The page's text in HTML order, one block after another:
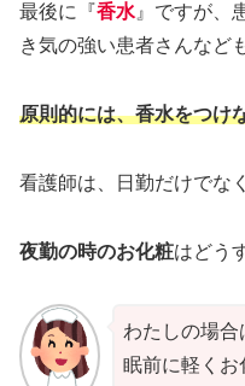
最後に『香水 』ですが、
き気の強い患者さんなど
原則的には、香水をつけ
看護師は、日勤だけでな
夜勤の時のお化粧はどう
わたしの場
眠前に軽くお